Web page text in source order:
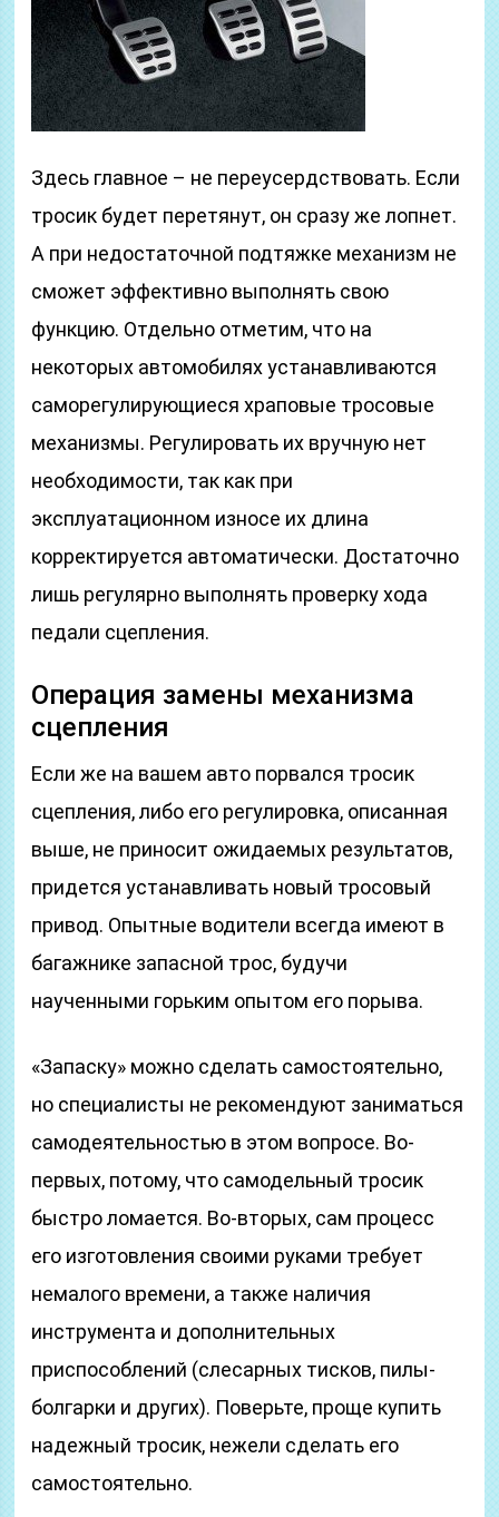
Здесь главное – не переусердствовать. Если
тросик будет перетянут, он сразу же лопнет.
А при недостаточной подтяжке механизм не
сможет эффективно выполнять свою
функцию. Отдельно отметим, что на
некоторых автомобилях устанавливаются
саморегулирующиеся храповые тросовые
механизмы. Регулировать их вручную нет
необходимости, так как при
эксплуатационном износе их длина
корректируется автоматически. Достаточно
лишь регулярно выполнять проверку хода
педали сцепления.
Операция замены механизма
сцепления
Если же на вашем авто порвался тросик
сцепления, либо его регулировка, описанная
выше, не приносит ожидаемых результатов,
придется устанавливать новый тросовый
привод. Опытные водители всегда имеют в
багажнике запасной трос, будучи
наученными горьким опытом его порыва.
«Запаску» можно сделать самостоятельно,
но специалисты не рекомендуют заниматься
самодеятельностью в этом вопросе. Во-
первых, потому, что самодельный тросик
быстро ломается. Во-вторых, сам процесс
его изготовления своими руками требует
немалого времени, а также наличия
инструмента и дополнительных
приспособлений (слесарных тисков, пилы-
болгарки и других). Поверьте, проще купить
надежный тросик, нежели сделать его
самостоятельно.